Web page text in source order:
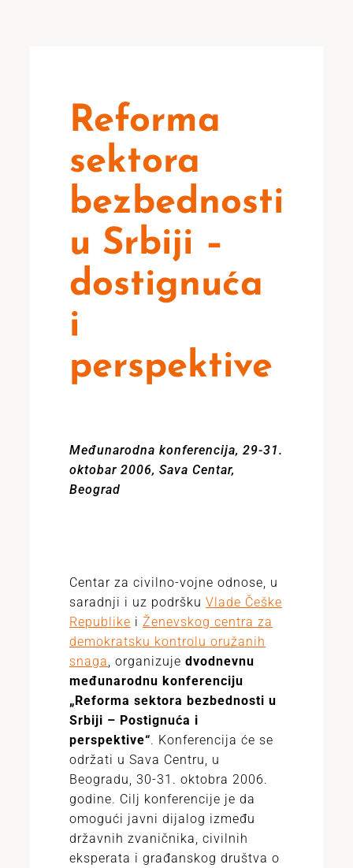
Reforma
sektora
bezbednosti
u Srbiji –
dostignuća
i
perspektive
Međunarodna konferencija, 29-31.
oktobar 2006, Sava Centar,
Beograd
Centar za civilno-vojne odnose, u
saradnji i uz podršku Vlade Češke
Republike i Ženevskog centra za
demokratsku kontrolu oružanih
snaga, organizuje dvodnevnu
međunarodnu konferenciju
„Reforma sektora bezbednosti u
Srbiji – Postignuća i
perspektive“. Konferencija će se
održati u Sava Centru, u
Beogradu, 30-31. oktobra 2006.
godine. Cilj konferencije je da
omogući javni dijalog između
državnih zvaničnika, civilnih
eksperata i građanskog društva o